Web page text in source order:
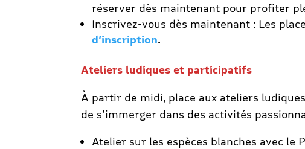
réserver dès maintenant pour profiter
Inscrivez-vous dès maintenant : Les
d’inscription.
Ateliers ludiques et participatifs
À partir de midi, place aux ateliers
de s’immerger dans des activités
Atelier sur les espèces blanches avec le